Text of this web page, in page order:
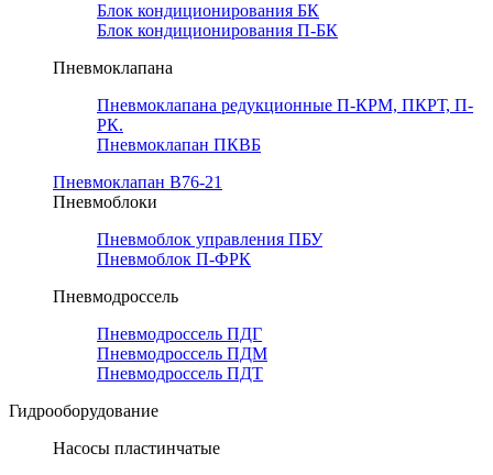
Блок кондиционирования БК
Блок кондиционирования П-БК
Пневмоклапана
Пневмоклапана редукционные П-КРМ, ПКРТ, П-
РК.
Пневмоклапан ПКВБ
Пневмоклапан В76-21
Пневмоблоки
Пневмоблок управления ПБУ
Пневмоблок П-ФРК
Пневмодроссель
Пневмодроссель ПДГ
Пневмодроссель ПДМ
Пневмодроссель ПДТ
Гидрооборудование
Насосы пластинчатые